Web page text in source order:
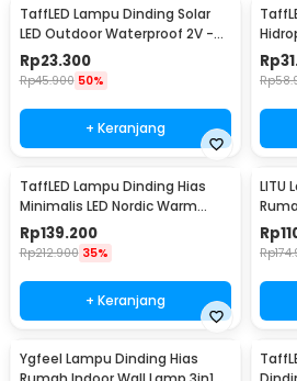
TaffLED Lampu Dinding Solar
LED Outdoor Waterproof 2V -
OO10
Rp23.300
Rp45.900 50%
+ Keranjang
SMD
Rp
Rp
TaffLED Lampu Dinding Hias
Minimalis LED Nordic Warm
White E27 12W - G9
Rp139.200
Rp212.900 35%
+ Keranjang
LITU
Rp
Rp
Ygfeel Lampu Dinding Hias